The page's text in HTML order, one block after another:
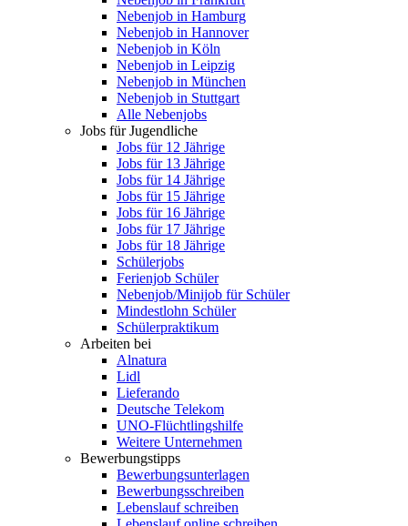
Nebenjob in Hamburg
Nebenjob in Hannover
Nebenjob in Köln
Nebenjob in Leipzig
Nebenjob in München
Nebenjob in Stuttgart
Alle Nebenjobs
Jobs für Jugendliche
Jobs für 12 Jährige
Jobs für 13 Jährige
Jobs für 14 Jährige
Jobs für 15 Jährige
Jobs für 16 Jährige
Jobs für 17 Jährige
Jobs für 18 Jährige
Schülerjobs
Ferienjob Schüler
Nebenjob/Minijob für Schüler
Mindestlohn Schüler
Schülerpraktikum
Arbeiten bei
Alnatura
Lidl
Lieferando
Deutsche Telekom
UNO-Flüchtlingshilfe
Weitere Unternehmen
Bewerbungstipps
Bewerbungsunterlagen
Bewerbungsschreiben
Lebenslauf schreiben